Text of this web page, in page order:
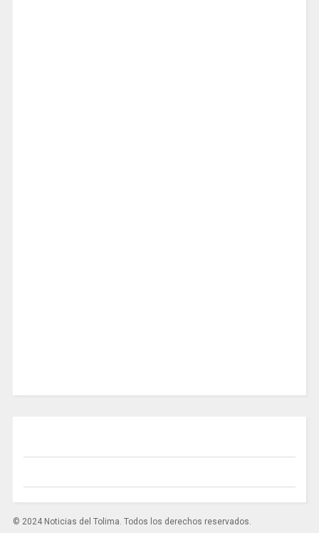
© 2024 Noticias del Tolima. Todos los derechos reservados.